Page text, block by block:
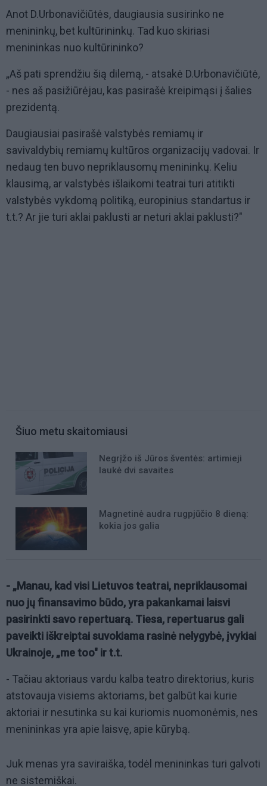
Anot D.Urbonavičiūtės, daugiausia susirinko ne
menininkų, bet kultūrininkų. Tad kuo skiriasi
menininkas nuo kultūrininko?
„Aš pati sprendžiu šią dilemą, - atsakė D.Urbonavičiūtė,
- nes aš pasižiūrėjau, kas pasirašė kreipimąsi į šalies
prezidentą.
Daugiausiai pasirašė valstybės remiamų ir
savivaldybių remiamų kultūros organizacijų vadovai. Ir
nedaug ten buvo nepriklausomų menininkų. Keliu
klausimą, ar valstybės išlaikomi teatrai turi atitikti
valstybės vykdomą politiką, europinius standartus ir
t.t.? Ar jie turi aklai paklusti ar neturi aklai paklusti?"
Šiuo metu skaitomiausi
Negrįžo iš Jūros šventės: artimieji
laukė dvi savaites
Magnetinė audra rugpjūčio 8 dieną:
kokia jos galia
- „Manau, kad visi Lietuvos teatrai, nepriklausomai
nuo jų finansavimo būdo, yra pakankamai laisvi
pasirinkti savo repertuarą. Tiesa, repertuarus gali
paveikti iškreiptai suvokiama rasinė nelygybė, įvykiai
Ukrainoje, „me too" ir t.t.
- Tačiau aktoriaus vardu kalba teatro direktorius, kuris
atstovauja visiems aktoriams, bet galbūt kai kurie
aktoriai ir nesutinka su kai kuriomis nuomonėmis, nes
menininkas yra apie laisvę, apie kūrybą.
Juk menas yra saviraiška, todėl menininkas turi galvoti
ne sistemiškai.